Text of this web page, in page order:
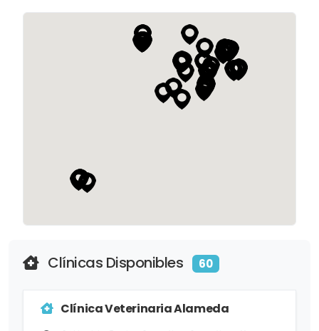
Clínicas Disponibles 60
Clínica Veterinaria Alameda